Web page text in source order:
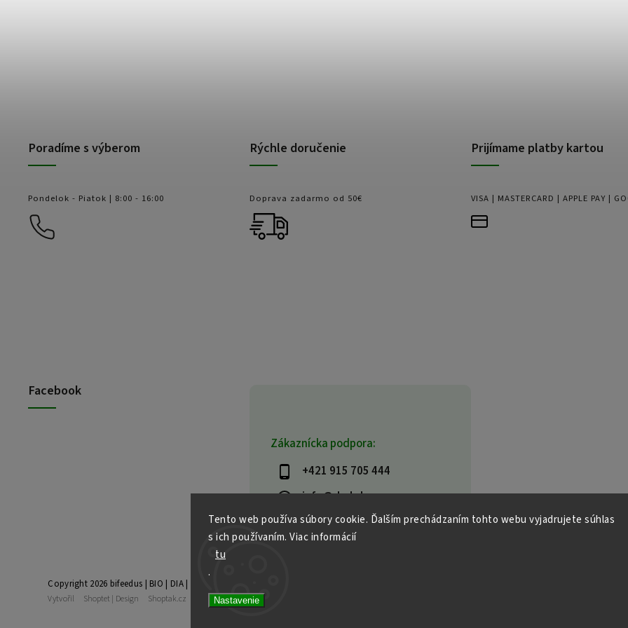
Tento web používa súbory cookie. Ďalším prechádzaním tohto webu vyjadrujete súhlas
s ich používaním. Viac informácií
tu
.
Nastavenie
Zákaznícka podpora:
+421 915 705 444
info@dml.sk
Poradíme s výberom
Pondelok - Piatok | 8:00 - 16:00
Rýchle doručenie
Doprava zadarmo od 50€
Prijímame platby kartou
VISA | MASTERCARD | APPLE PAY |
Facebook
Copyright 2026 bifeedus | BIO | DIA | BEZLEPKOVÉ POTRAVINY
Vytvořil Shoptet | Design Shoptak.cz